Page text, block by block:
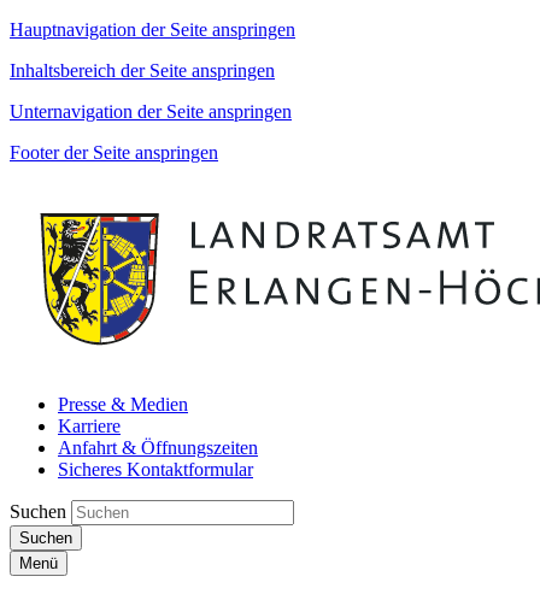
Hauptnavigation der Seite anspringen
Inhaltsbereich der Seite anspringen
Unternavigation der Seite anspringen
Footer der Seite anspringen
Presse & Medien
Karriere
Anfahrt & Öffnungszeiten
Sicheres Kontaktformular
Suchen
Suchen
Menü